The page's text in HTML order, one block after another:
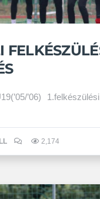
’06)
2,174